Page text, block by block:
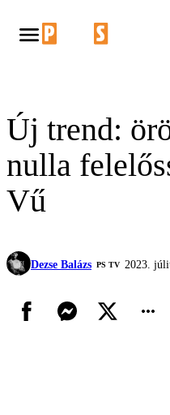
Új trend:
nulla
Vű
Dezse Balázs PS TV 2023.